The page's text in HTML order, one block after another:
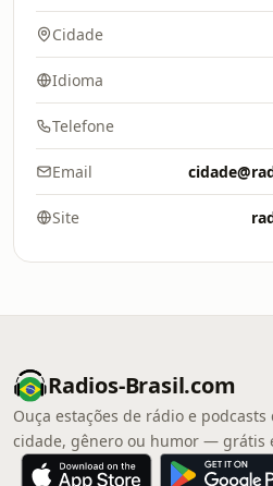
Cidade
Idioma
Telefone
Email
Site
Radios-Brasil.com
Ouça estações de rádio e
cidade, gênero ou humor — grátis